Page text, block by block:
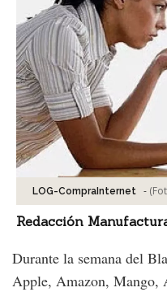
LOG-CompraInternet -
Redacción
Durante la semana del
Apple, Amazon, Mango,